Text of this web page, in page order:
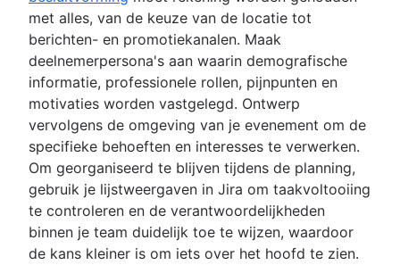
met alles, van de keuze van de locatie tot
berichten- en promotiekanalen. Maak
deelnemerpersona's aan waarin demografische
informatie, professionele rollen, pijnpunten en
motivaties worden vastgelegd. Ontwerp
vervolgens de omgeving van je evenement om de
specifieke behoeften en interesses te verwerken.
Om georganiseerd te blijven tijdens de planning,
gebruik je lijstweergaven in Jira om taakvoltooiing
te controleren en de verantwoordelijkheden
binnen je team duidelijk toe te wijzen, waardoor
de kans kleiner is om iets over het hoofd te zien.